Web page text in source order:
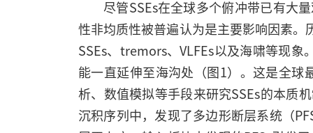
尽管SSEs在全球多个俯冲带已有大
性非均质性被普遍认为是主要影响因素。
SSEs、tremors、VLFEs以及海啸等现象
能一直延伸至海沟处（图1）。这是全球
析、数值模拟等手段来研究SSEs的本质
沉积序列中，发现了多边形断层系统（